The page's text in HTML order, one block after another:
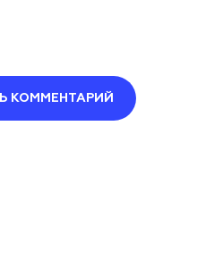
КОММЕНТАРИЙ